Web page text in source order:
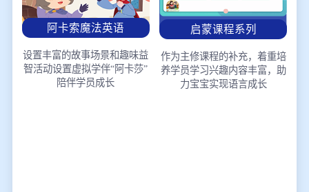
阿卡索魔法英语
设置丰富的故事场景和趣味益
智活动设置虚拟学伴“阿卡莎”
陪伴学员成长
启蒙课程系列
作为主修课程的补充，着重培
养学员学习兴趣内容丰富，助
力宝宝实现语言成长